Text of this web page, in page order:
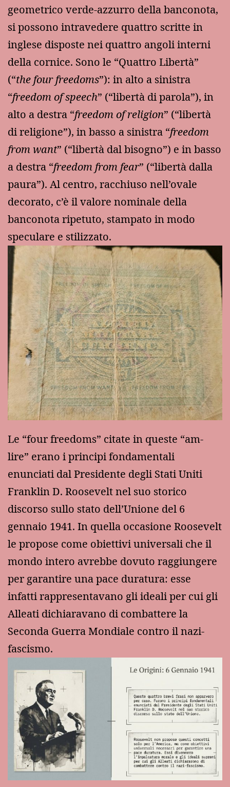
geometrico verde-azzurro della banconota,
si possono intravedere quattro scritte in
inglese disposte nei quattro angoli interni
della cornice. Sono le “Quattro Libertà”
(“the four freedoms”): in alto a sinistra
“freedom of speech” (“libertà di parola”), in
alto a destra “freedom of religion” (“libertà
di religione”), in basso a sinistra “freedom
from want” (“libertà dal bisogno”) e in basso
a destra “freedom from fear” (“libertà dalla
paura”). Al centro, racchiuso nell’ovale
decorato, c’è il valore nominale della
banconota ripetuto, stampato in modo
speculare e stilizzato.
Le “four freedoms” citate in queste “am-
lire” erano i principi fondamentali
enunciati dal Presidente degli Stati Uniti
Franklin D. Roosevelt nel suo storico
discorso sullo stato dell’Unione del 6
gennaio 1941. In quella occasione Roosevelt
le propose come obiettivi universali che il
mondo intero avrebbe dovuto raggiungere
per garantire una pace duratura: esse
infatti rappresentavano gli ideali per cui gli
Alleati dichiaravano di combattere la
Seconda Guerra Mondiale contro il nazi-
fascismo.